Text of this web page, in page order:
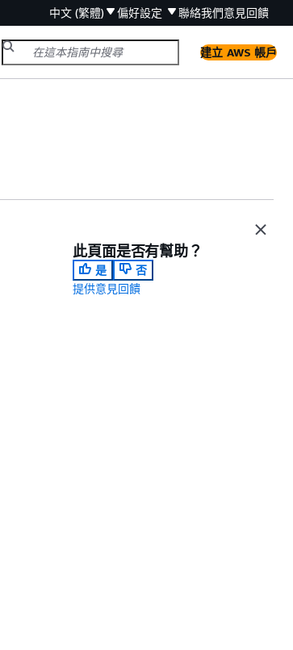
中文 (繁體) 偏好設定 聯絡我們意見回饋
建立 AWS 帳戶
此頁面是否有幫助？
是
否
提供意見回饋